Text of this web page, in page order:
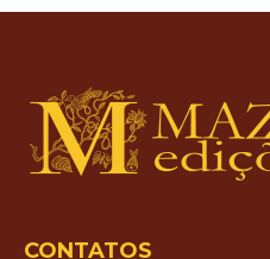
CONTATOS